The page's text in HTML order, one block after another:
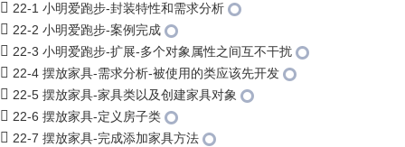
22-1 小明爱跑步-封装特性和需求分析
22-2 小明爱跑步-案例完成
22-3 小明爱跑步-扩展-多个对象属性之间互不干扰
22-4 摆放家具-需求分析-被使用的类应该先开发
22-5 摆放家具-家具类以及创建家具对象
22-6 摆放家具-定义房子类
22-7 摆放家具-完成添加家具方法